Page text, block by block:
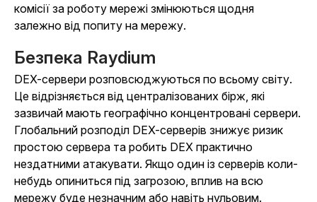
комісії за роботу мережі змінюються щодня
залежно від попиту на мережу.
Безпека Raydium
DEX-сервери розповсюджуються по всьому світу.
Це відрізняється від централізованих бірж, які
зазвичай мають географічно концентровані сервери.
Глобальний розподіл DEX-серверів знижує ризик
простою сервера та робить DEX практично
нездатними атакувати. Якщо один із серверів коли-
небудь опиниться під загрозою, вплив на всю
мережу буде незначним або навіть нульовим.